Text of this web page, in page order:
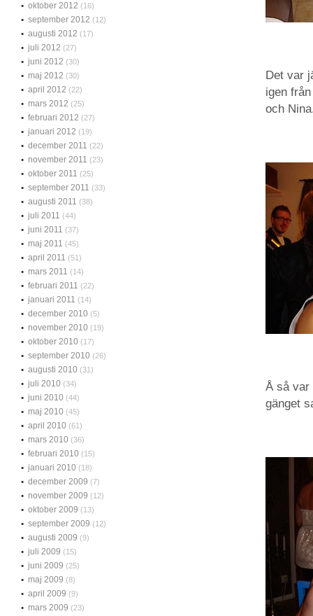
Det var
igen
och
Å så var
gänget
oktober 2012 (16)
september 2012 (12)
augusti 2012 (17)
juli 2012 (27)
juni 2012 (30)
maj 2012 (30)
april 2012 (22)
mars 2012 (25)
februari 2012 (27)
januari 2012 (19)
december 2011 (22)
november 2011 (23)
oktober 2011 (25)
september 2011 (33)
augusti 2011 (38)
juli 2011 (44)
juni 2011 (37)
maj 2011 (45)
april 2011 (51)
mars 2011 (14)
februari 2011 (22)
januari 2011 (14)
december 2010 (5)
november 2010 (19)
oktober 2010 (17)
september 2010 (26)
augusti 2010 (31)
juli 2010 (34)
juni 2010 (44)
maj 2010 (45)
april 2010 (61)
mars 2010 (36)
februari 2010 (15)
januari 2010 (18)
december 2009 (7)
november 2009 (12)
oktober 2009 (13)
september 2009 (12)
augusti 2009 (9)
juli 2009 (15)
juni 2009 (25)
maj 2009 (8)
april 2009 (9)
mars 2009 (23)